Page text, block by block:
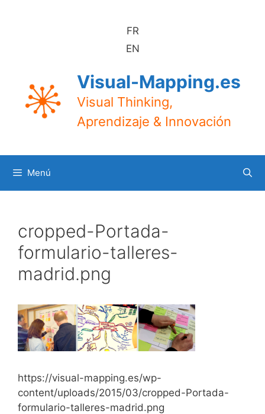
FR
EN
Visual-Mapping.es
Visual Thinking,
Aprendizaje & Innovación
Menú
cropped-Portada-
formulario-talleres-
madrid.png
https://visual-mapping.es/wp-
content/uploads/2015/03/cropped-Portada-
formulario-talleres-madrid.png